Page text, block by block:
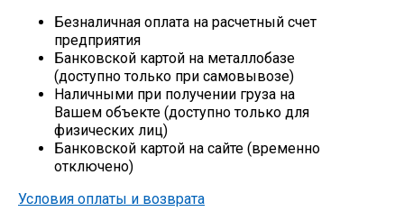
Безналичная оплата на расчетный счет
предприятия
Банковской картой на металлобазе
(доступно только при самовывозе)
Наличными при получении груза на
Вашем объекте (доступно только для
физических лиц)
Банковской картой на сайте (временно
отключено)
Условия оплаты и возврата